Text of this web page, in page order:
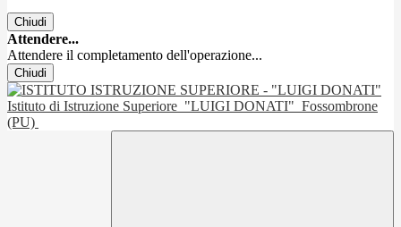
Chiudi
Attendere...
Attendere il completamento dell'operazione...
Chiudi
Istituto di Istruzione Superiore "LUIGI DONATI" Fossombrone
(PU)